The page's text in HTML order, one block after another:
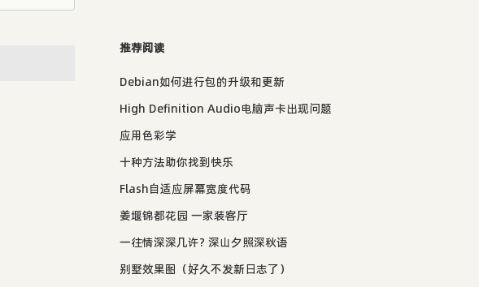
推荐阅读
Debian如何进行包的升级和更新
High Definition Audio电脑声卡出现问题
应用色彩学
十种方法助你找到快乐
Flash自适应屏幕宽度代码
姜堰锦都花园 一家装客厅
一往情深深几许? 深山夕照深秋语
别墅效果图（好久不发新日志了）